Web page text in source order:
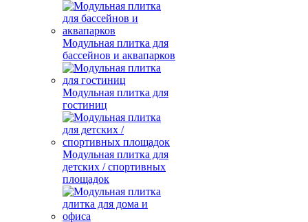
Модульная плитка для
бассейнов и аквапарков
Модульная плитка для
гостиниц
Модульная плитка для
детских / спортивных
площадок